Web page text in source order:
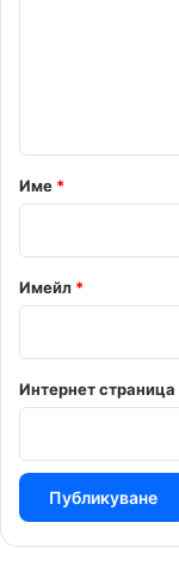
р
:
*
Име *
Имейл *
Интернет страница